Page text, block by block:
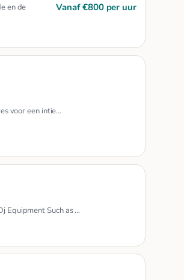
en de
Vanaf €800 per uur
voor een intie…
Equipment Such as …